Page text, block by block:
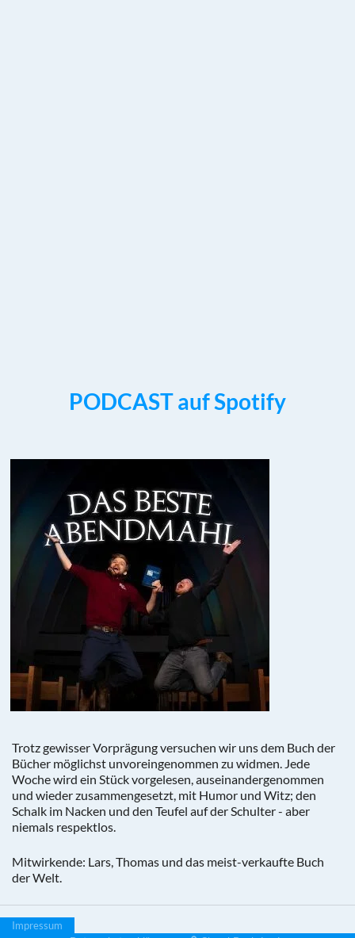
PODCAST auf Spotify
Trotz gewisser Vorprägung versuchen wir uns dem Buch der
Bücher möglichst unvoreingenommen zu widmen. Jede
Woche wird ein Stück vorgelesen, auseinandergenommen
und wieder zusammengesetzt, mit Humor und Witz; den
Schalk im Nacken und den Teufel auf der Schulter - aber
niemals respektlos.
Mitwirkende: Lars, Thomas und das meist-verkaufte Buch
der Welt.
Impressum